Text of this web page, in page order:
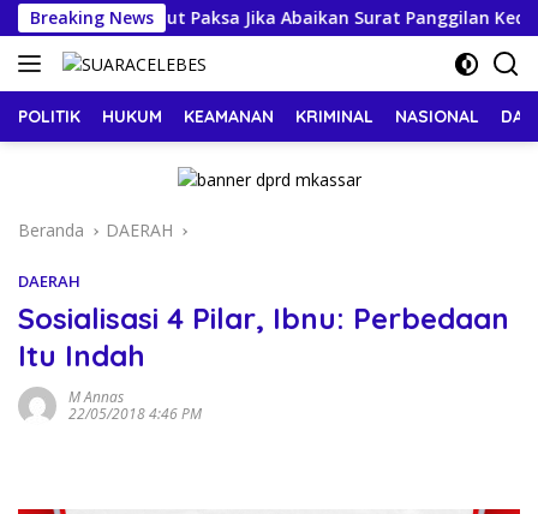
Langsung
ke
konten
Breaking News
Dijemput Paksa Jika Abaikan Surat Panggilan Kedua
POLITIK HUKUM KEAMANAN KRIMINAL NASIONAL
Beranda DAERAH
DAERAH
Sosialisasi 4 Pilar, Ibnu: Perbedaan
Itu Indah
M Annas
22/05/2018 4:46 PM